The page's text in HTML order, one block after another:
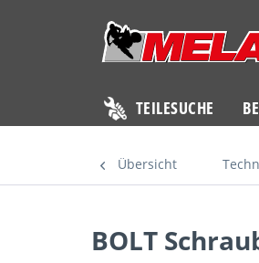
TEILESUCHE
Übersicht
BOLT